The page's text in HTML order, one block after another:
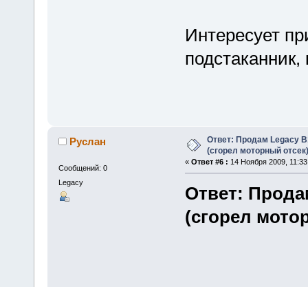
Интересует
Руслан
Сообщений: 0
Legacy
Ответ: Продам Legacy
(сгорел моторный отсек)
« Ответ #6 : 14 Ноября 2009,
Ответ:
(сгорел